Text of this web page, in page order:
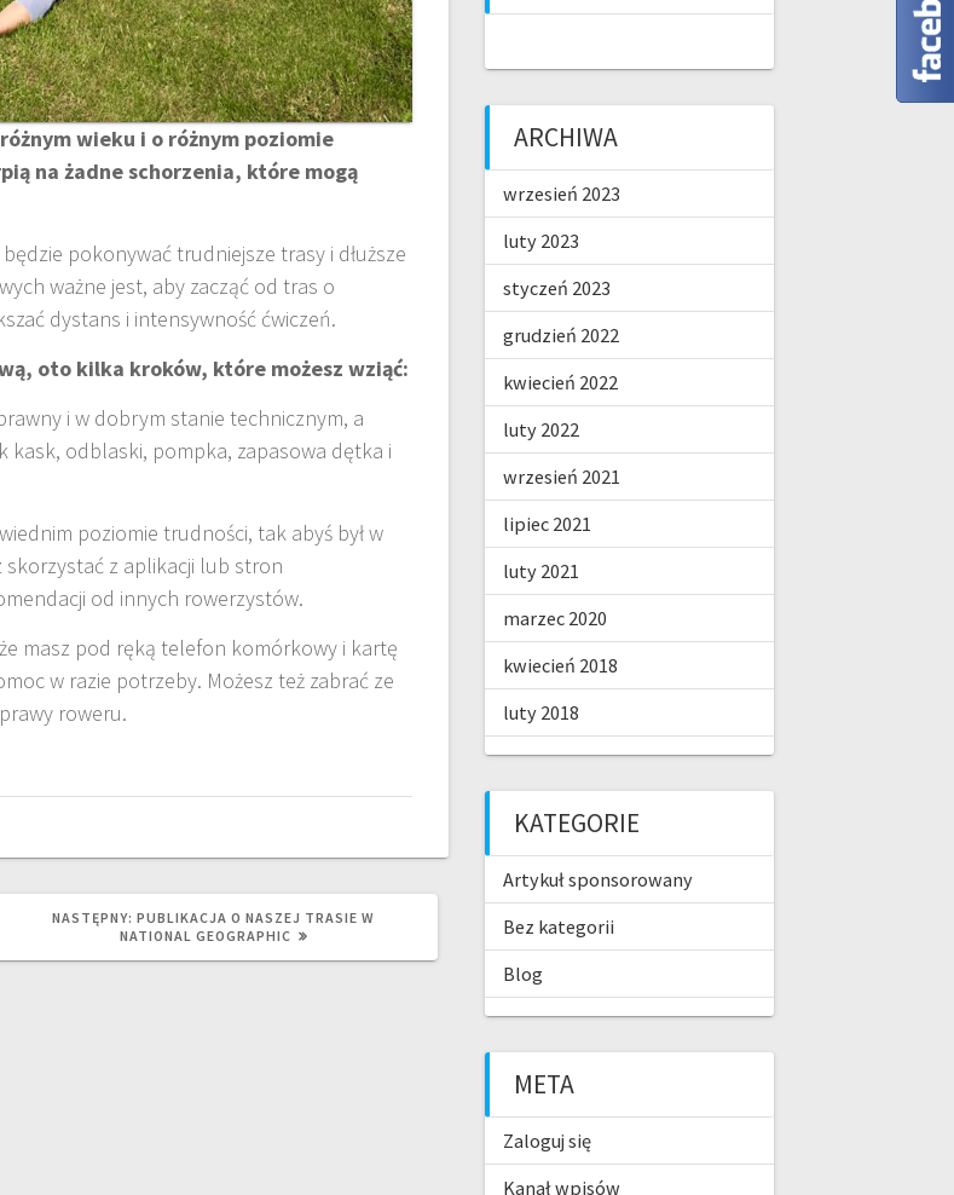
wieku i o różnym poziomie
na żadne schorzenia, które mogą
pokonywać trudniejsze trasy i dłuższe
ważne jest, aby zacząć od tras o
dystans i intensywność ćwiczeń.
oto kilka kroków, które możesz wziąć:
i w dobrym stanie technicznym, a
kask, odblaski, pompka, zapasowa dętka i
poziomie trudności, tak abyś był w
skorzystać z aplikacji lub stron
od innych rowerzystów.
masz pod ręką telefon komórkowy i kartę
w razie potrzeby. Możesz też zabrać ze
roweru.
NASTĘPNY: NASTĘPNY
WPIS:
PUBLIKACJA O NASZEJ TRASIE W
NATIONAL GEOGRAPHIC
ARCHIWA
wrzesień 2023
luty 2023
styczeń 2023
grudzień 2022
kwiecień 2022
luty 2022
wrzesień 2021
lipiec 2021
luty 2021
marzec 2020
kwiecień 2018
luty 2018
KATEGORIE
Artykuł sponsorowany
Bez kategorii
Blog
META
Zaloguj się
Kanał wpisów